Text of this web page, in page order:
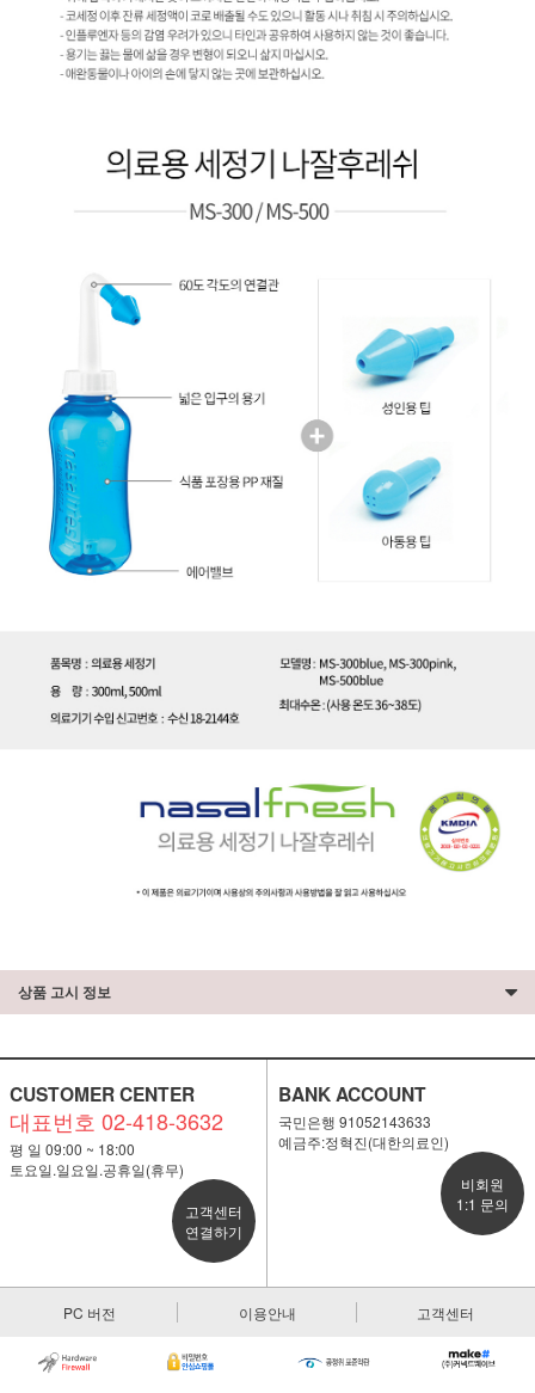
상품 고시 정보
CUSTOMER CENTER
대표번호 02-418-3632
평 일 09:00 ~ 18:00
토요일.일요일.공휴일(휴무)
고객센터
연결하기
BANK ACCOUNT
국민은행 91052143633
예금주:정혁진(대한의료인)
비회원
1:1 문의
PC 버전 이용안내 고객센터